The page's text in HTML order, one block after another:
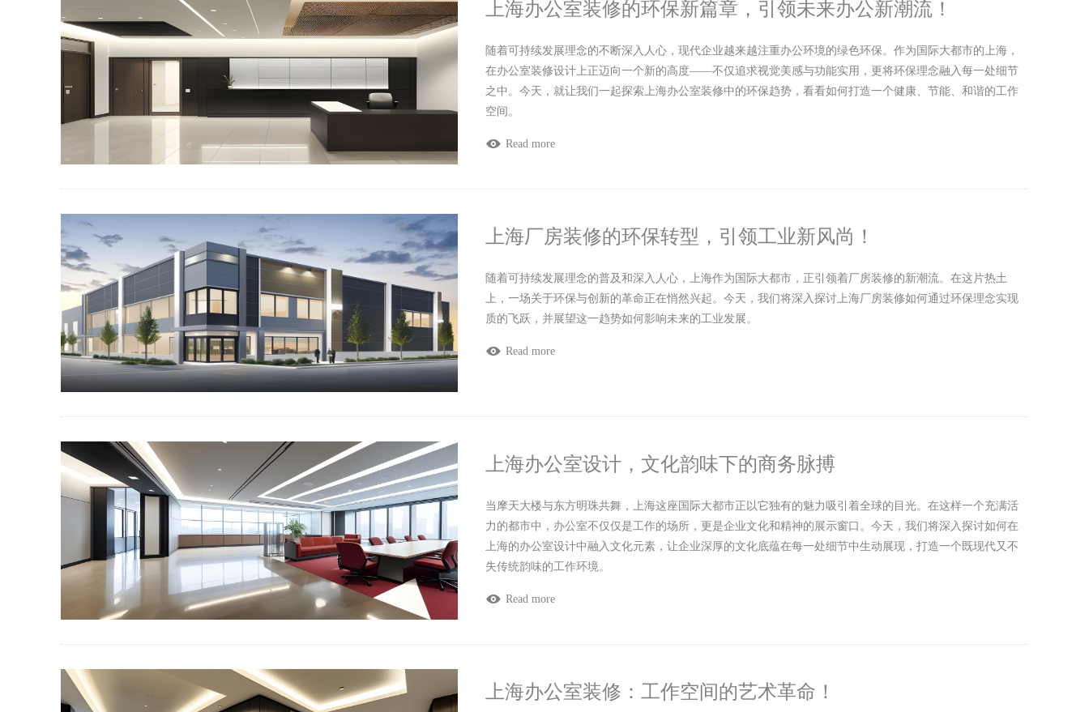
上海办公室装修的环保新篇章，引领未来办公新潮流！
随着可持续发展理念的不断深入人心，现代企业越来越注重办公环境的绿色环保。作为国际大都市的上海，
在办公室装修设计上正迈向一个新的高度——不仅追求视觉美感与功能实用，更将环保理念融入每一处细节
之中。今天，就让我们一起探索上海办公室装修中的环保趋势，看看如何打造一个健康、节能、和谐的工作
空间。
Read more
上海厂房装修的环保转型，引领工业新风尚！
随着可持续发展理念的普及和深入人心，上海作为国际大都市，正引领着厂房装修的新潮流。在这片热土
上，一场关于环保与创新的革命正在悄然兴起。今天，我们将深入探讨上海厂房装修如何通过环保理念实现
质的飞跃，并展望这一趋势如何影响未来的工业发展。
Read more
上海办公室设计，文化韵味下的商务脉搏
当摩天大楼与东方明珠共舞，上海这座国际大都市正以它独有的魅力吸引着全球的目光。在这样一个充满活
力的都市中，办公室不仅仅是工作的场所，更是企业文化和精神的展示窗口。今天，我们将深入探讨如何在
上海的办公室设计中融入文化元素，让企业深厚的文化底蕴在每一处细节中生动展现，打造一个既现代又不
失传统韵味的工作环境。
Read more
上海办公室装修：工作空间的艺术革命！